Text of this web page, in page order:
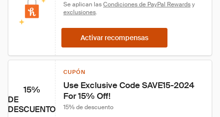
Se aplican las Condiciones de PayPal Rewards y
exclusiones.
Activar recompensas
15%
DE
DESCUENTO
CUPÓN
Use Exclusive Code SAVE15-2024
For 15% Off!
15% de descuento